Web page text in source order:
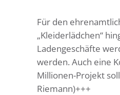
Für den
„Kleiderlädchen“
Ladengeschäfte
werden. Auch eine
Millionen-Projekt
Riemann)+++